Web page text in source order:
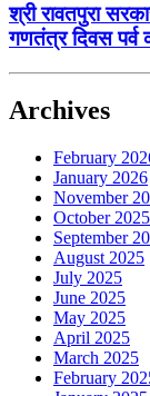
श्री रावतपुरा
गणतंत्र दिवस
Archives
February
January 2026
November
October 2025
September
August 2025
July 2025
June 2025
May 2025
April 2025
March 2025
February